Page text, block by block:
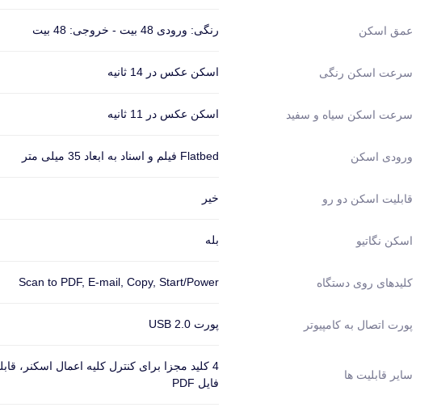
عمق اسکن رنگی: ورودی 48 بیت - خروجی: 48 بیت
سرعت اسکن رنگی اسکن عکس در 14 ثانیه
سرعت اسکن سیاه و سفید اسکن عکس در 11 ثانیه
ورودی اسکن Flatbed فیلم و اسناد به ابعاد 35 میلی متر
قابلیت اسکن دو رو خیر
اسکن نگاتیو بله
کلیدهای روی دستگاه Scan to PDF, E-mail, Copy, Start/Power
پورت اتصال به کامپیوتر پورت USB 2.0
سایر قابلیت ها
فایل PDF